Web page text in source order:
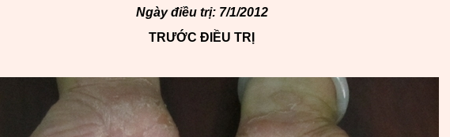
Ngày điều trị: 7/1/2012
TRƯỚC ĐIỀU TRỊ